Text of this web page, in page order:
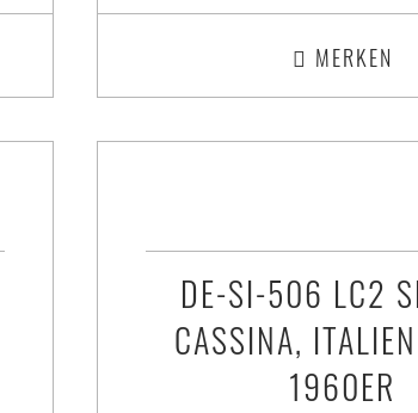
MERKEN
DE-SI-506 LC2
CASSINA,
1960ER